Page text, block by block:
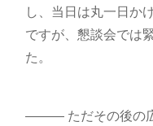
し、当日は丸一日か
ですが、懇談会では
た。
――― ただその後の